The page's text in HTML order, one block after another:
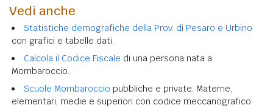
Vedi anche
Statistiche demografiche della Prov. di Pesaro e Urbino
con grafici e tabelle dati.
Calcola il Codice Fiscale di una persona nata a
Mombaroccio.
Scuole Mombaroccio pubbliche e private. Materne,
elementari, medie e superiori con codice meccanografico.